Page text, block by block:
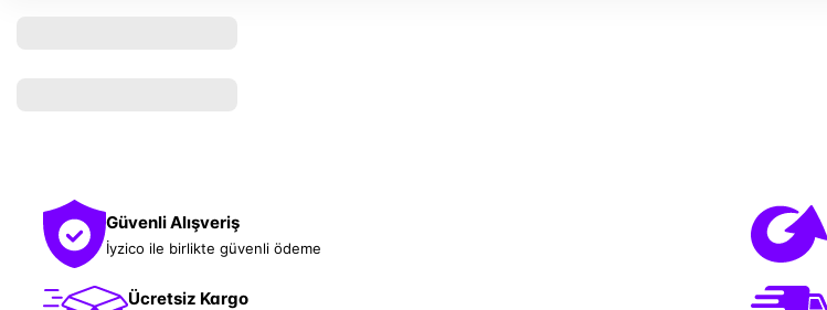
Güvenli Alışveriş
İyzico ile birlikte güvenli ödeme
Ücretsiz Kargo